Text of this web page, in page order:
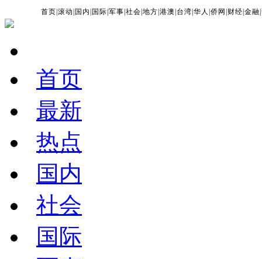
首页 |滚动 国内 国际 |军事 |社会 |地方 |港澳 台湾 |华人 |侨网 财经 |金融 |
首页
最新
热点
国内
社会
国际